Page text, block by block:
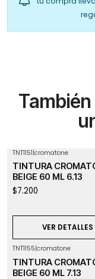
TNT1151|cromatone
TINTURA
BEIGE 60 ML 6.13
$7.200
VER DETALLES
TNT1155|cromatone
TINTURA
BEIGE 60 ML 7.13